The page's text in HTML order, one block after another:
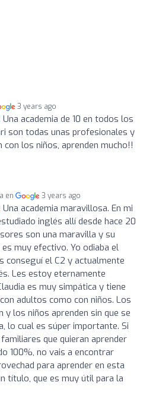
3 years ago
Una academia de 10 en todos los
son todas unas profesionales y
con los niños, aprenden mucho!!
en 3 years ago
Una academia maravillosa. En mi
inglés allí desde hace 20
son una maravilla y su
muy efectivo. Yo odiaba el
conseguí el C2 y actualmente
Les estoy eternamente
es muy simpática y tiene
adultos como con niños. Los
y los niños aprenden sin que se
lo cual es súper importante. Si
que quieran aprender
100%, no vais a encontrar
para aprender en esta
título, que es muy útil para la